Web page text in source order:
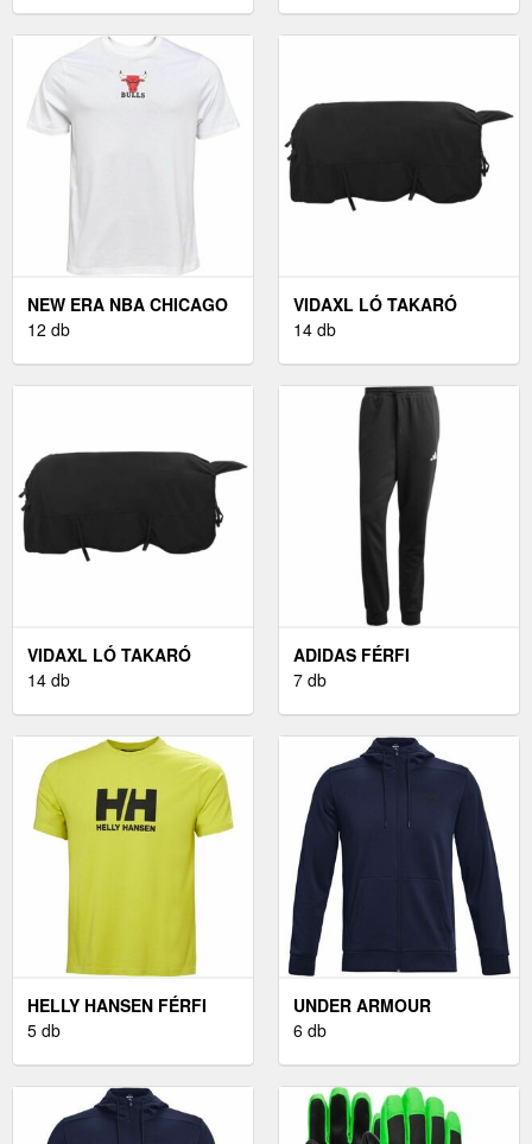
NEW ERA NBA CHICAGO
BULLS - FÉRFI PÓLÓ
12 db
VIDAXL LÓ TAKARÓ
FEKETE 125 CM
14 db
VIDAXL LÓ TAKARÓ
FEKETE 165 CM
14 db
ADIDAS FÉRFI
MELEGÍTŐNADRÁG
FEKETE, MÉRET M
7 db
HELLY HANSEN FÉRFI
PÓLÓ FÉRFI PÓLÓ,
5 db
UNDER ARMOUR
ARMOUR FLEECE FÉRFI
6 db